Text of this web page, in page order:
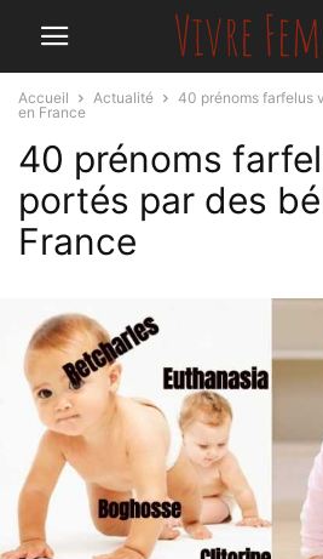
Accueil Actualité
40 prénoms farfelus
en France
40 prénoms
portés par des
France